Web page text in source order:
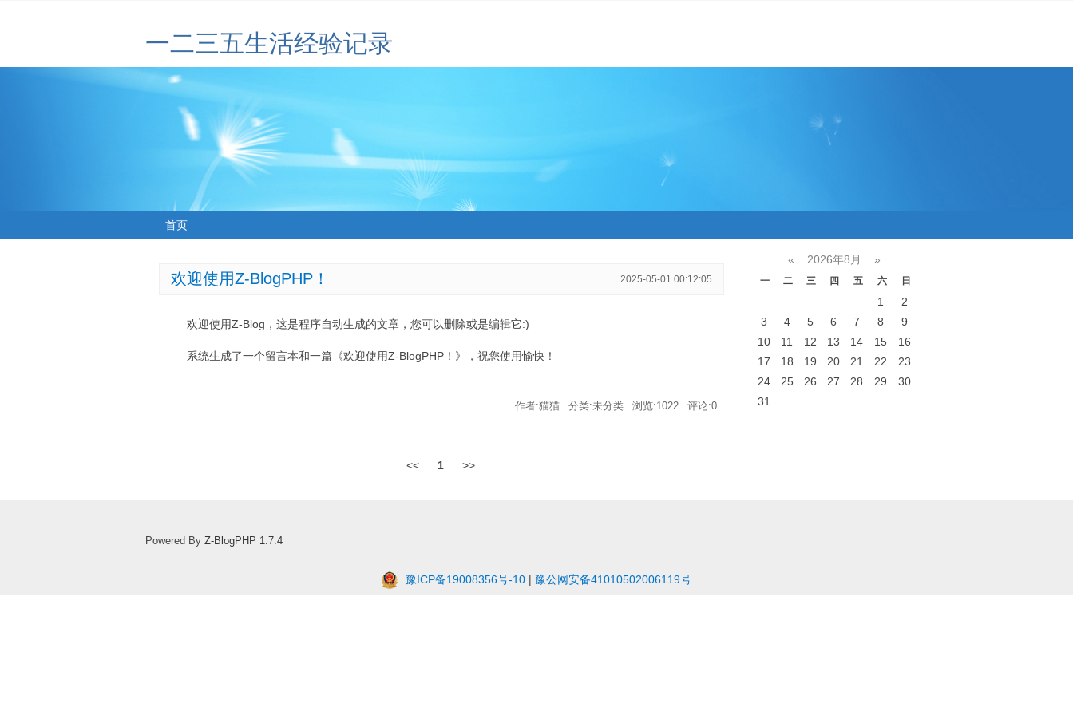
一二三五生活经验记录
首页
欢迎使用Z-BlogPHP！ 2025-05-01 00:12:05
欢迎使用Z-Blog，这是程序自动生成的文章，您可以删除或是编辑它:)
系统生成了一个留言本和一篇《欢迎使用Z-BlogPHP！》，祝您使用愉快！
作者:猫猫 | 分类:未分类 | 浏览:1022 | 评论:0
<< 1 >>
« 2026年8月 »
一 二 三 四 五 六 日
1
2
3
4 5 6 7 8
9
10
11 12 13 14 15
16
17
18 19 20 21 22
23
24
25 26 27 28 29
30
31
Powered By Z-BlogPHP 1.7.4
豫ICP备19008356号-10 | 豫公网安备41010502006119号